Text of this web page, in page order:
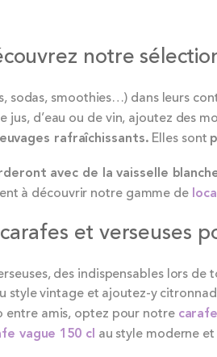
notre
sodas, smoothies…) dans leurs
jus, d’eau ou de vin, ajoutez des
rafraîchissants. Elles sont
avec de la vaisselle
à découvrir notre gamme de
et verseuses
des indispensables lors
style vintage et ajoutez-y
entre amis, optez pour notre
vague 150 cl au style moderne